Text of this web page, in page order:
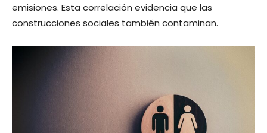
emisiones. Esta correlación evidencia que las
construcciones sociales también contaminan.